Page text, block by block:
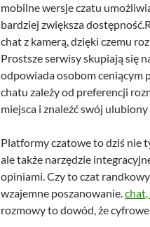
mobilne wersje czatu
bardziej zwiększa
chat z kamerą, dzięki czemu
Prostsze serwisy skupiają się
odpowiada osobom
chatu zależy od preferencji
miejsca i znaleźć swój ulubiony
Platformy czatowe to dziś nie
ale także narzędzie
opiniami. Czy to czat
wzajemne poszanowanie.
rozmowy to dowód, że